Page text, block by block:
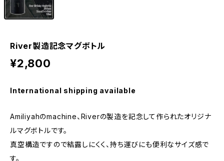
River製造記念マグボトル
¥2,800
International shipping available
Amiliyahのmachine、Riverの製造を記念して作られたオリジナ
ルマグボトルです。
真空構造ですので結露しにくく、持ち運びにも便利なサイズ感で
す。